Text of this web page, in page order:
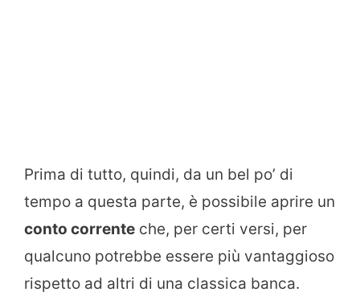
Prima di tutto, quindi, da un bel po’ di
tempo a questa parte, è possibile aprire un
conto corrente che, per certi versi, per
qualcuno potrebbe essere più vantaggioso
rispetto ad altri di una classica banca.